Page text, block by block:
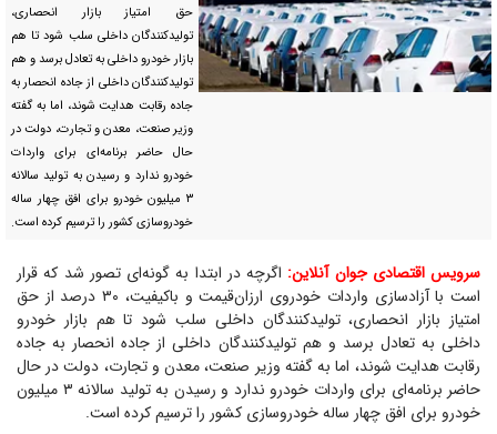
حق امتیاز بازار انحصاری،
تولیدکنندگان داخلی سلب شود تا هم
بازار خودرو داخلی به تعادل برسد و هم
تولیدکنندگان داخلی از جاده انحصار به
جاده رقابت هدایت شوند، اما به گفته
وزیر صنعت، معدن و تجارت، دولت در
حال حاضر برنامه‌ای برای واردات
خودرو ندارد و رسیدن به تولید سالانه
۳ میلیون خودرو برای افق چهار ساله
خودروسازی کشور را ترسیم کرده است.
سرویس اقتصادی جوان آنلاین: اگرچه در ابتدا به گونه‌ای تصور شد که قرار
است با آزاد‌سازی واردات خودروی ارزان‌قیمت و باکیفیت، ۳۰ درصد از حق
امتیاز بازار انحصاری، تولیدکنندگان داخلی سلب شود تا هم بازار خودرو
داخلی به تعادل برسد و هم تولیدکنندگان داخلی از جاده انحصار به جاده
رقابت هدایت شوند، اما به گفته وزیر صنعت، معدن و تجارت، دولت در حال
حاضر برنامه‌ای برای واردات خودرو ندارد و رسیدن به تولید سالانه ۳ میلیون
خودرو برای افق چهار ساله خودروسازی کشور را ترسیم کرده است.